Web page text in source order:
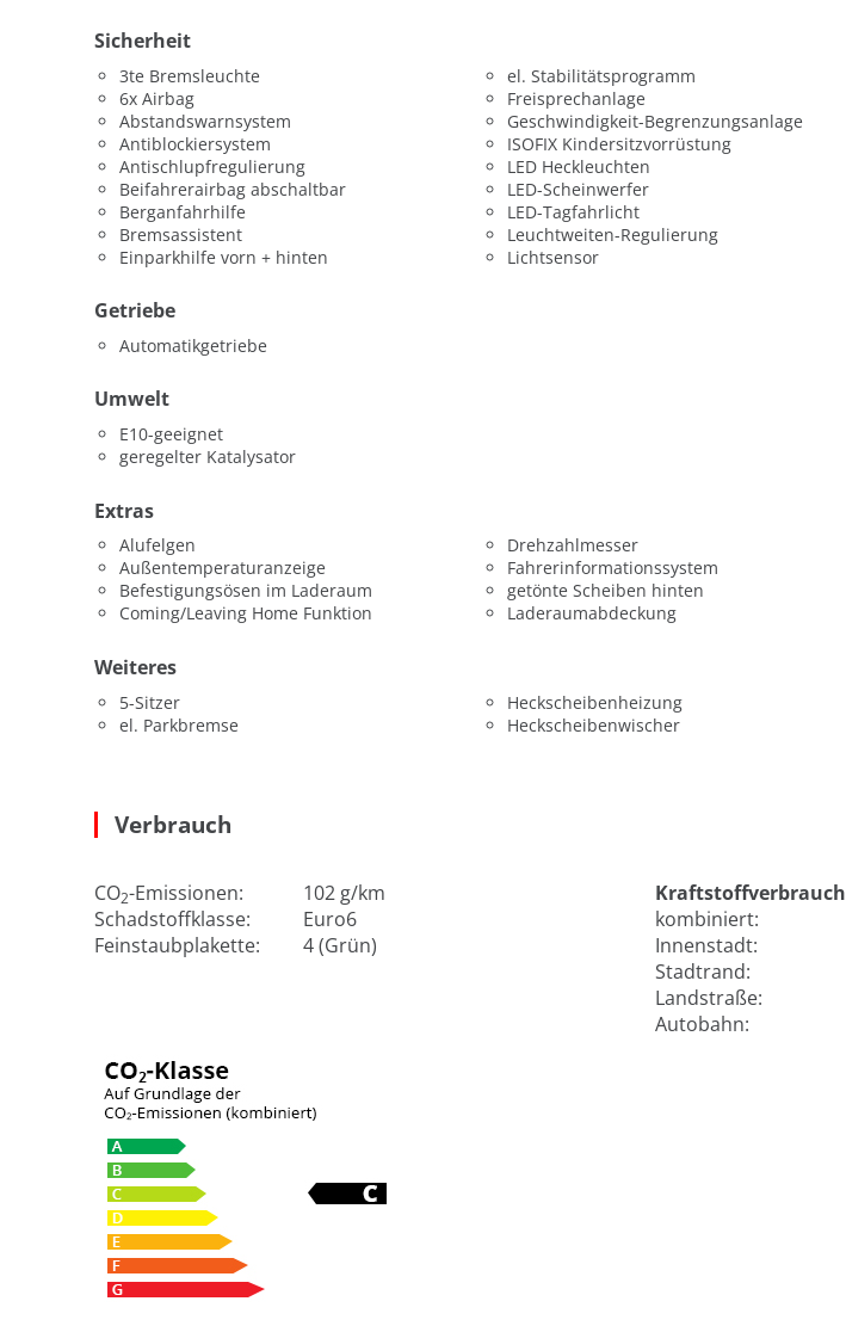
Sicherheit
3te Bremsleuchte
6x Airbag
Abstandswarnsystem
Antiblockiersystem
Antischlupfregulierung
Beifahrerairbag abschaltbar
Berganfahrhilfe
Bremsassistent
Einparkhilfe vorn + hinten
el. Stabilitätsprogramm
Freisprechanlage
Geschwindigkeit-Begrenzungsanlage
ISOFIX Kindersitzvorrüstung
LED Heckleuchten
LED-Scheinwerfer
LED-Tagfahrlicht
Leuchtweiten-Regulierung
Lichtsensor
Getriebe
Automatikgetriebe
Umwelt
E10-geeignet
geregelter Katalysator
Extras
Alufelgen
Außentemperaturanzeige
Befestigungsösen im Laderaum
Coming/Leaving Home Funktion
Drehzahlmesser
Fahrerinformationssystem
getönte Scheiben hinten
Laderaumabdeckung
Weiteres
5-Sitzer
el. Parkbremse
Heckscheibenheizung
Heckscheibenwischer
Verbrauch
CO2-Emissionen:
102 g/km
Schadstoffklasse:
Euro6
Feinstaubplakette:
4 (Grün)
Kraftstoffverbrauch
kombiniert:
Innenstadt:
Stadtrand:
Landstraße:
Autobahn: